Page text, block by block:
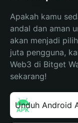
Apakah kamu
andal dan aman
akan menjadi
juta pengguna,
Web3 di Bitget
sekarang!
Unduh Android